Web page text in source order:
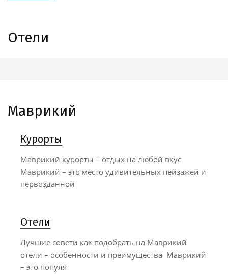
Отели
Маврикий
Курорты
Маврикий курорты – отдых на любой вкус
Маврикий – это место удивительных пейзажей и
первозданной
Отели
Лучшие совети как подобрать на Маврикий
отели – особенности и преимущества Маврикий
– это популя